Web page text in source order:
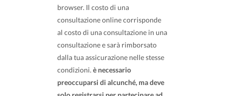
browser. Il costo di una
consultazione online corrisponde
al costo di una consultazione in una
consultazione e sarà rimborsato
dalla tua assicurazione nelle stesse
condizioni. è necessario
preoccuparsi di alcunché, ma deve